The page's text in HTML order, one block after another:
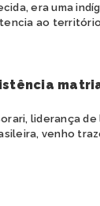
era uma
ao
liderança
venho